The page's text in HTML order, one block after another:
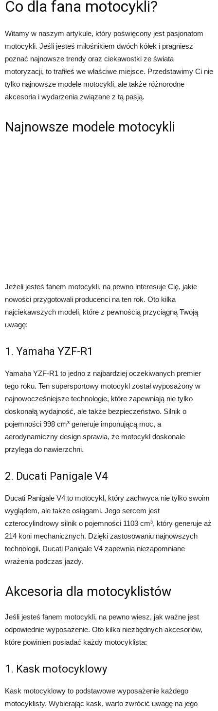
Co dla fana motocykli?
Witamy w naszym artykule, który poświęcony jest pasjonatom
motocykli. Jeśli jesteś miłośnikiem dwóch kółek i pragniesz
poznać najnowsze trendy oraz ciekawostki ze świata
motoryzacji, to trafiłeś we właściwe miejsce. Przedstawimy Ci nie
tylko najnowsze modele motocykli, ale także różnorodne
akcesoria i wydarzenia związane z tą pasją.
Najnowsze modele motocykli
Jeżeli jesteś fanem motocykli, na pewno interesuje Cię, jakie
nowości przygotowali producenci na ten rok. Oto kilka
najciekawszych modeli, które z pewnością przyciągną Twoją
uwagę:
1. Yamaha YZF-R1
Yamaha YZF-R1 to jedno z najbardziej oczekiwanych premier
tego roku. Ten supersportowy motocykl został wyposażony w
najnowocześniejsze technologie, które zapewniają nie tylko
doskonałą wydajność, ale także bezpieczeństwo. Silnik o
pojemności 998 cm³ generuje imponującą moc, a
aerodynamiczny design sprawia, że motocykl doskonale
przylega do nawierzchni.
2. Ducati Panigale V4
Ducati Panigale V4 to motocykl, który zachwyca nie tylko swoim
wyglądem, ale także osiągami. Jego sercem jest
czterocylindrowy silnik o pojemności 1103 cm³, który generuje aż
214 koni mechanicznych. Dzięki zastosowaniu najnowszych
technologii, Ducati Panigale V4 zapewnia niezapomniane
wrażenia podczas jazdy.
Akcesoria dla motocyklistów
Jeśli jesteś fanem motocykli, na pewno wiesz, jak ważne jest
odpowiednie wyposażenie. Oto kilka niezbędnych akcesoriów,
które powinien posiadać każdy motocyklista:
1. Kask motocyklowy
Kask motocyklowy to podstawowe wyposażenie każdego
motocyklisty. Wybierając kask, warto zwrócić uwagę na jego